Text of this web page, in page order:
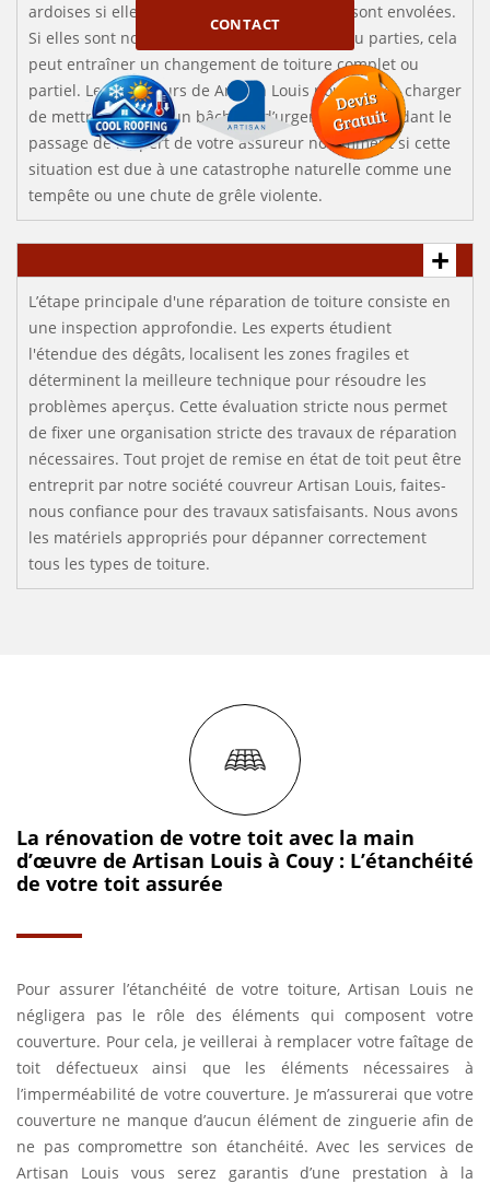
CONTACT
ardoises si elles sont cassées ou qu’elles se sont envolées.
Si elles sont nombreuses à être dégradées ou parties, cela
peut entraîner un changement de toiture complet ou
partiel. Les couvreurs de Artisan Louis pourront se charger
de mettre en place un bâchage d’urgence en attendant le
passage de l’expert de votre assureur notamment si cette
situation est due à une catastrophe naturelle comme une
tempête ou une chute de grêle violente.
L’étape principale d'une réparation de toiture consiste en
une inspection approfondie. Les experts étudient
l'étendue des dégâts, localisent les zones fragiles et
déterminent la meilleure technique pour résoudre les
problèmes aperçus. Cette évaluation stricte nous permet
de fixer une organisation stricte des travaux de réparation
nécessaires. Tout projet de remise en état de toit peut être
entreprit par notre société couvreur Artisan Louis, faites-
nous confiance pour des travaux satisfaisants. Nous avons
les matériels appropriés pour dépanner correctement
tous les types de toiture.
La rénovation de votre toit avec la main
d’œuvre de Artisan Louis à Couy : L’étanchéité
de votre toit assurée
Pour assurer l’étanchéité de votre toiture, Artisan Louis ne
négligera pas le rôle des éléments qui composent votre
couverture. Pour cela, je veillerai à remplacer votre faîtage de
toit défectueux ainsi que les éléments nécessaires à
l’imperméabilité de votre couverture. Je m’assurerai que votre
couverture ne manque d’aucun élément de zinguerie afin de
ne pas compromettre son étanchéité. Avec les services de
Artisan Louis vous serez garantis d’une prestation à la